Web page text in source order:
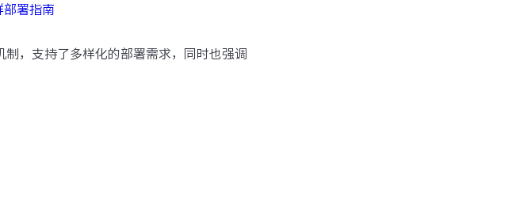
部署指南
，支持了多样化的部署需求，同时也强调